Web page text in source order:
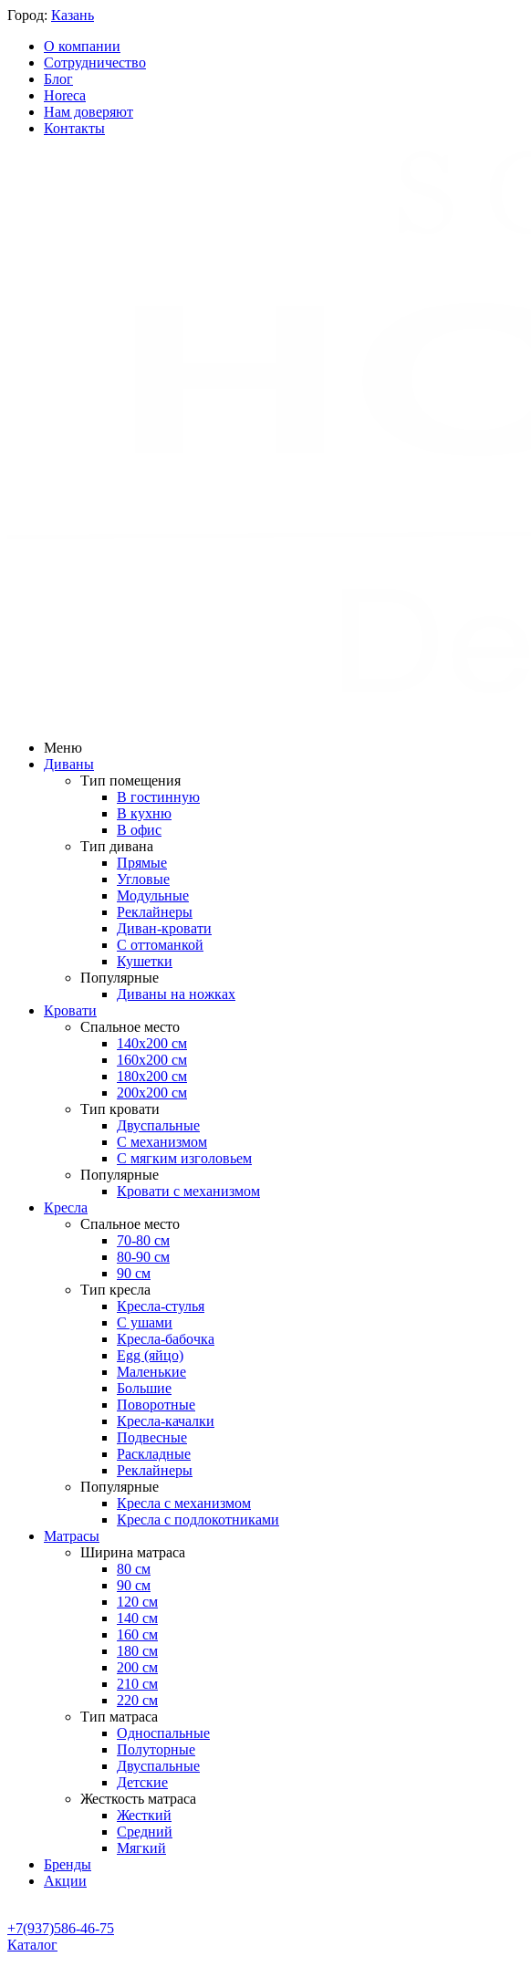
Город: Казань
О компании
Сотрудничество
Блог
Horeca
Нам доверяют
Контакты
Меню
Диваны
Тип помещения
В гостинную
В кухню
В офис
Тип дивана
Прямые
Угловые
Модульные
Реклайнеры
Диван-кровати
С оттоманкой
Кушетки
Популярные
Диваны на ножках
Кровати
Спальное место
140х200 см
160х200 см
180х200 см
200х200 см
Тип кровати
Двуспальные
С механизмом
С мягким изголовьем
Популярные
Кровати с механизмом
Кресла
Спальное место
70-80 см
80-90 см
90 см
Тип кресла
Кресла-стулья
С ушами
Кресла-бабочка
Egg (яйцо)
Маленькие
Большие
Поворотные
Кресла-качалки
Подвесные
Раскладные
Реклайнеры
Популярные
Кресла с механизмом
Кресла с подлокотниками
Матрасы
Ширина матраса
80 см
90 см
120 см
140 см
160 см
180 см
200 см
210 см
220 см
Тип матраса
Односпальные
Полуторные
Двуспальные
Детские
Жесткость матраса
Жесткий
Средний
Мягкий
Бренды
Акции
+7(937)586-46-75
Каталог